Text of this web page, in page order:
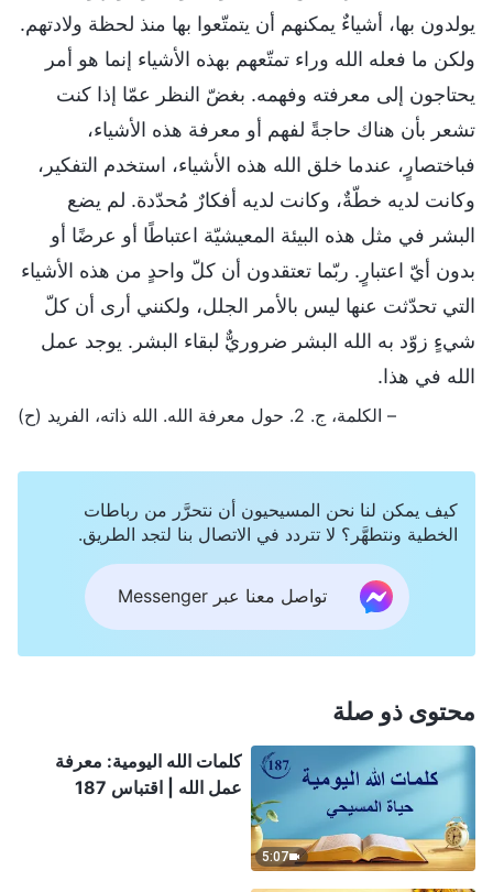
يولدون بها، أشياءٌ يمكنهم أن يتمتّعوا بها منذ لحظة ولادتهم.
ولكن ما فعله الله وراء تمتّعهم بهذه الأشياء إنما هو أمر
يحتاجون إلى معرفته وفهمه. بغضّ النظر عمّا إذا كنت
تشعر بأن هناك حاجةً لفهم أو معرفة هذه الأشياء،
فباختصارٍ، عندما خلق الله هذه الأشياء، استخدم التفكير،
وكانت لديه خطّةٌ، وكانت لديه أفكارٌ مُحدّدة. لم يضع
البشر في مثل هذه البيئة المعيشيّة اعتباطًا أو عرضًا أو
بدون أيّ اعتبارٍ. ربّما تعتقدون أن كلّ واحدٍ من هذه الأشياء
التي تحدّثت عنها ليس بالأمر الجلل، ولكنني أرى أن كلّ
شيءٍ زوّد به الله البشر ضروريٌّ لبقاء البشر. يوجد عمل
الله في هذا.
– الكلمة، ج. 2. حول معرفة الله. الله ذاته، الفريد (ح)
كيف يمكن لنا نحن المسيحيون أن نتحرَّر من رباطات
الخطية ونتطهَّر؟ لا تتردد في الاتصال بنا لتجد الطريق.
تواصل معنا عبر Messenger
محتوى ذو صلة
5:07
كلمات الله اليومية: معرفة
عمل الله | اقتباس 187